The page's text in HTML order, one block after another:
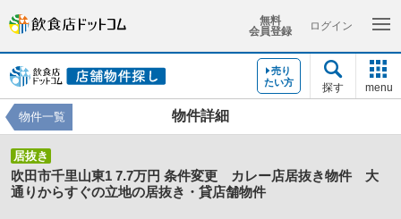
無料
会員登録
ログイン
売り
たい方
探す menu
物件詳細
物件一覧
居抜き
吹田市千里山東1 7.7万円 条件変更 カレー店居抜き物件 大
通りからすぐの立地の居抜き・貸店舗物件